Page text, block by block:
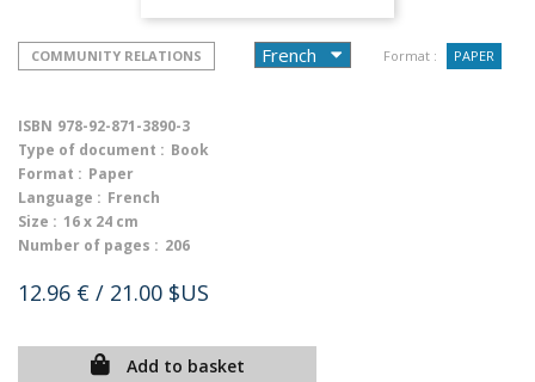
COMMUNITY RELATIONS Format : PAPER
ISBN 978-92-871-3890-3
Type of document : Book
Format : Paper
Language : French
Size : 16 x 24 cm
Number of pages : 206
12.96 € / 21.00 $US
Add to basket